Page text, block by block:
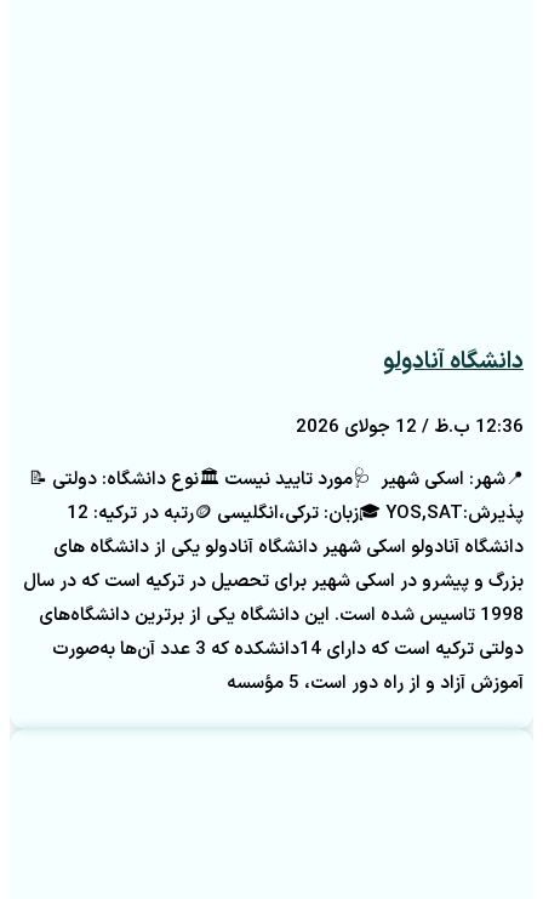
دانشگاه آنادولو
12:36 ب.ظ
📍شهر: اسکی شهیر 🩺مورد تایید نیست 🏛️نوع دانشگاه: دولتی 📝
پذیرش:YOS,SAT 🎓زبان: ترکی،انگلیسی 🪙رتبه در ترکیه: 12
دانشگاه آنادولو اسکی شهیر دانشگاه آنادولو یکی از دانشگاه های
بزرگ و پیشرو در اسکی شهیر برای تحصیل در ترکیه است که در سال
1998 تاسیس شده است. این دانشگاه یکی از برترین دانشگاه‌های
دولتی ترکیه است که دارای 14دانشکده که 3 عدد آن‌ها به‌صورت
آموزش آزاد و از راه دور است، 5 مؤسسه